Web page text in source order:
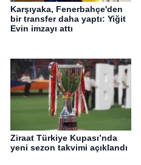
Karşıyaka, Fenerbahçe'den
bir transfer daha yaptı: Yiğit
Evin imzayı attı
Ziraat Türkiye Kupası’nda
yeni sezon takvimi açıklandı